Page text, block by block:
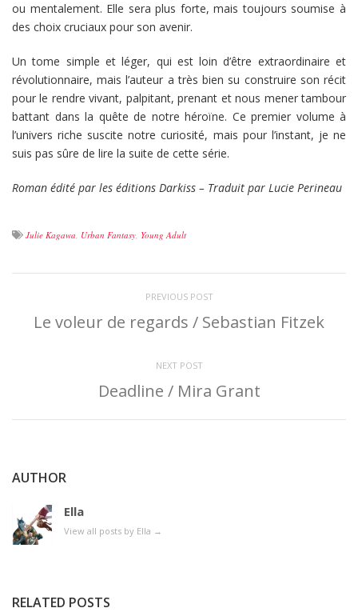
ou mentalement. Elle sera plus forte, mais toujours soumise à
des choix cruciaux pour son avenir.
Un tome simple et léger, qui est loin d’être extraordinaire et
révolutionnaire, mais l’auteur a très bien su construire son récit
pour le rendre vivant, palpitant, prenant et nous mener tambour
battant dans la quête de notre héroïne. Ce premier volume à
l’univers riche suscite notre curiosité, mais pour l’instant, je ne
suis pas sûre de lire la suite de cette série.
Roman édité par les éditions Darkiss – Traduit par Lucie Perineau
Julie Kagawa, Urban Fantasy, Young Adult
PREVIOUS POST
Le voleur de regards / Sebastian Fitzek
NEXT POST
Deadline / Mira Grant
AUTHOR
Ella
View all posts by Ella →
RELATED POSTS